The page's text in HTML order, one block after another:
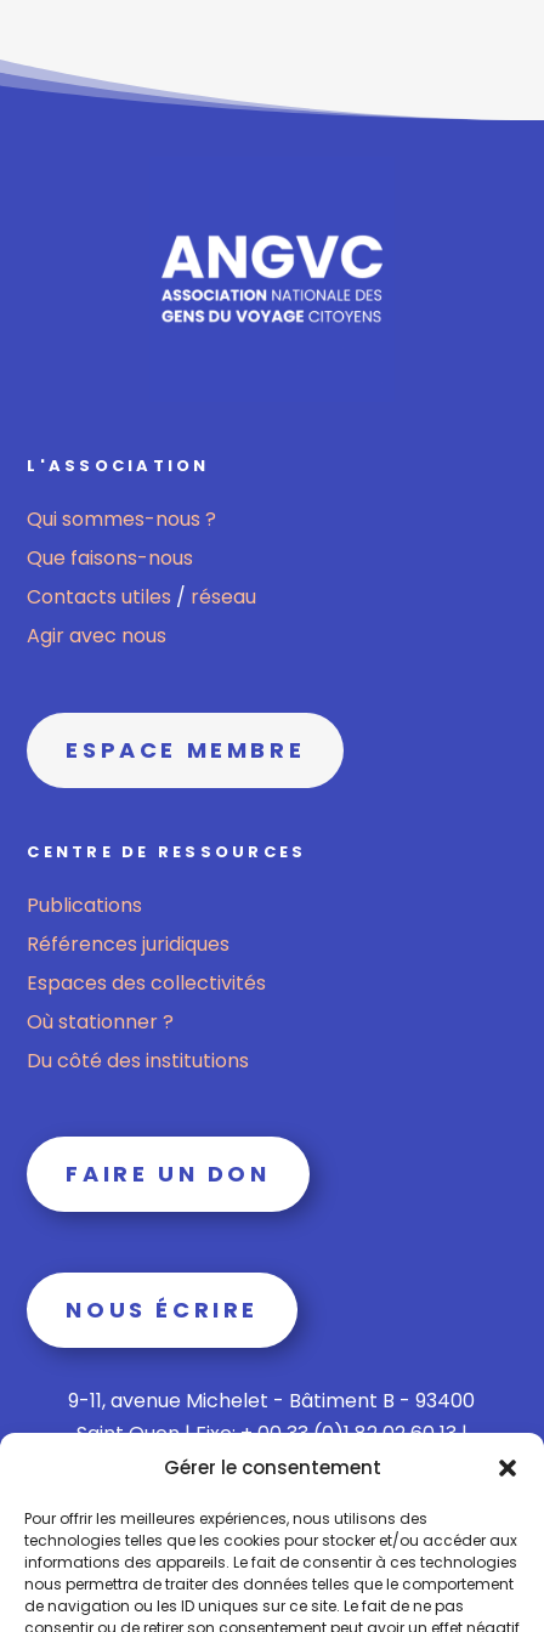
Gérer le consentement
Pour offrir les meilleures expériences, nous utilisons des
technologies telles que les cookies pour stocker et/ou accéder aux
informations des appareils. Le fait de consentir à ces technologies
nous permettra de traiter des données telles que le comportement
de navigation ou les ID uniques sur ce site. Le fait de ne pas
consentir ou de retirer son consentement peut avoir un effet négatif
L'ASSOCIATION
Qui sommes-nous ?
Que faisons-nous
Contacts utiles / réseau
Agir avec nous
ESPACE MEMBRE
CENTRE DE RESSOURCES
Publications
Références juridiques
Espaces des collectivités
Où stationner ?
Du côté des institutions
FAIRE UN DON
NOUS ÉCRIRE
9-11, avenue Michelet - Bâtiment B - 93400
Saint Ouen | Fixe: + 00 33 (0)1 82 02 60 13 |
Mobile: + 00 33 (0)6 15 73 65 40
Politique de confidentialité